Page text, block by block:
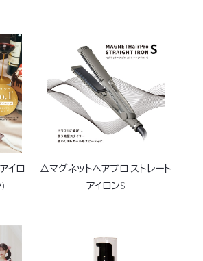
イロ
△マグネットヘアプロ ストレート
アイロンS